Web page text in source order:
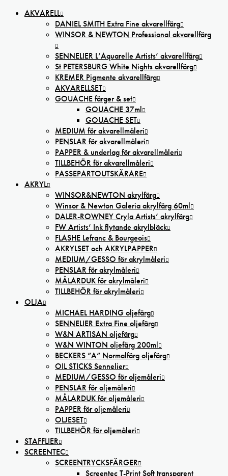
AKVARELL
DANIEL SMITH Extra Fine akvarellfärg
WINSOR & NEWTON Professional akvarellfärg
SENNELIER L’Aquarelle Artists’ akvarellfärg
St PETERSBURG White Nights akvarellfärg
KREMER Pigmente akvarellfärg
AKVARELLSET
GOUACHE färger & set
GOUACHE 37ml
GOUACHE SET
MEDIUM för akvarellmåleri
PENSLAR för akvarellmåleri
PAPPER & underlag för akvarellmåleri
TILLBEHÖR för akvarellmåleri
PASSEPARTOUTSKÄRARE
AKRYL
WINSOR&NEWTON akrylfärg
Winsor & Newton Galeria akrylfärg 60ml
DALER-ROWNEY Cryla Artists’ akrylfärg
FW Artists’ Ink flytande akrylbläck
FLASHE Lefranc & Bourgeois
AKRYLSET och AKRYLPAPPER
MEDIUM/GESSO för akrylmåleri
PENSLAR för akrylmåleri
MÅLARDUK för akrylmåleri
TILLBEHÖR för akrylmåleri
OLJA
MICHAEL HARDING oljefärg
SENNELIER Extra Fine oljefärg
W&N ARTISAN oljefärg
W&N WINTON oljefärg 200ml
BECKERS ”A” Normalfärg oljefärg
OIL STICKS Sennelier
MEDIUM/GESSO för oljemåleri
PENSLAR för oljemåleri
MÅLARDUK för oljemåleri
PAPPER för oljemåleri
OLJESET
TILLBEHÖR för oljemåleri
STAFFLIER
SCREENTEC
SCREENTRYCKSFÄRGER
Screentec T-Print Soft transparent